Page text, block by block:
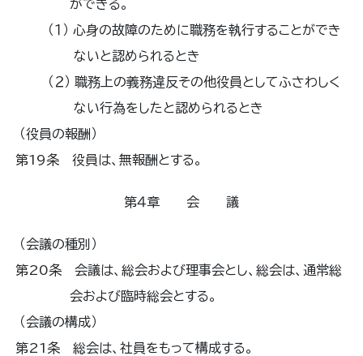
ができる。
（１） 心身の故障のために職務を執行することができ
ないと認められるとき
（２） 職務上の義務違反その他役員としてふさわしく
ない行為をしたと認められるとき
（役員の報酬）
第19条 役員は、無報酬とする。
第４章 会 議
（会議の種別）
第20条 会議は、総会および理事会とし、総会は、通常総
会および臨時総会とする。
（会議の構成）
第21条 総会は、社員をもって構成する。